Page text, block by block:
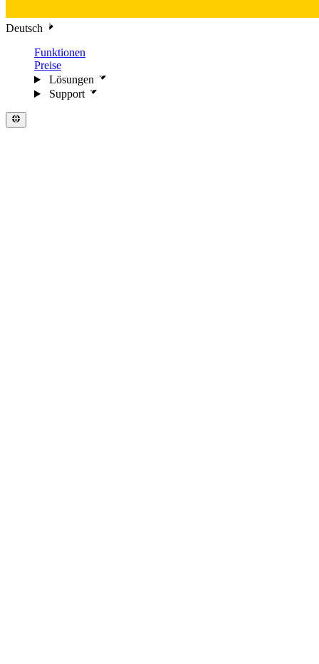
Deutsch
Funktionen
Preise
Lösungen
Support